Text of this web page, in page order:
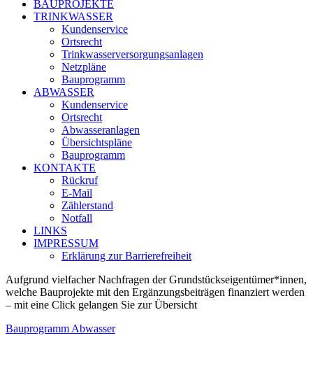
BAUPROJEKTE
TRINKWASSER
Kundenservice
Ortsrecht
Trinkwasserversorgungsanlagen
Netzpläne
Bauprogramm
ABWASSER
Kundenservice
Ortsrecht
Abwasseranlagen
Übersichtspläne
Bauprogramm
KONTAKTE
Rückruf
E-Mail
Zählerstand
Notfall
LINKS
IMPRESSUM
Erklärung zur Barrierefreiheit
Aufgrund vielfacher Nachfragen der Grundstückseigentümer*innen,
welche Bauprojekte mit den Ergänzungsbeiträgen finanziert werden
– mit eine Click gelangen Sie zur Übersicht
Bauprogramm Abwasser